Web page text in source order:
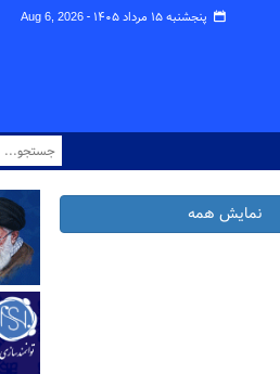
پنجشنبه ۱۵ مرداد ۱۴۰۵ - Aug 6, 2026
نمایش همه